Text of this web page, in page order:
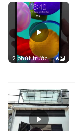
2 phút trước 6